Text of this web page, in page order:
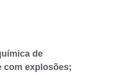
de
com explosões;